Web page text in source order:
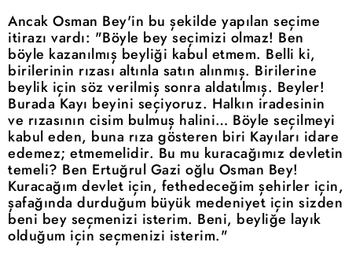
Ancak Osman Bey'in bu şekilde yapılan seçime
itirazı vardı: "Böyle bey seçimizi olmaz! Ben
böyle kazanılmış beyliği kabul etmem. Belli ki,
birilerinin rızası altınla satın alınmış. Birilerine
beylik için söz verilmiş sonra aldatılmış. Beyler!
Burada Kayı beyini seçiyoruz. Halkın iradesinin
ve rızasının cisim bulmuş halini… Böyle seçilmeyi
kabul eden, buna rıza gösteren biri Kayıları idare
edemez; etmemelidir. Bu mu kuracağımız devletin
temeli? Ben Ertuğrul Gazi oğlu Osman Bey!
Kuracağım devlet için, fethedeceğim şehirler için,
şafağında durduğum büyük medeniyet için sizden
beni bey seçmenizi isterim. Beni, beyliğe layık
olduğum için seçmenizi isterim."